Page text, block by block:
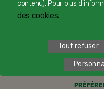
POLITIQUE
contenu). Pour plus
des cookies.
Tout refuser